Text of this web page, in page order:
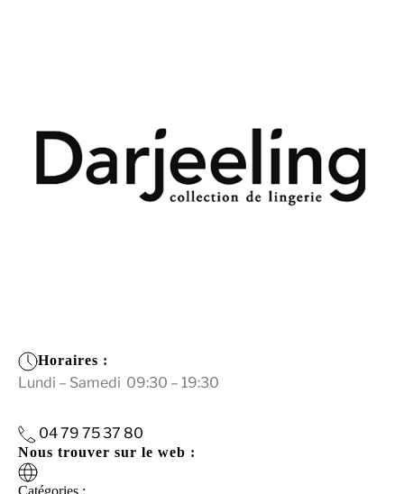
Horaires :
Lundi – Samedi 09:30 – 19:30
04 79 75 37 80
Nous trouver sur le web :
Catégories :